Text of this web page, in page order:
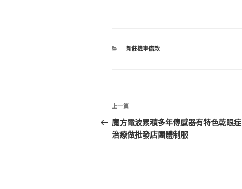
分
新莊機車借款
文
章
導
上
一
篇
上一篇
魔方電波累積多年傳感器有特色乾眼症
治療做批發店團體制服